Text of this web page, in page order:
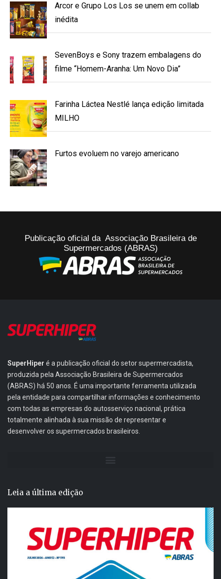
Arcor e Grupo Los Los se unem em collab
inédita
SevenBoys e Sony trazem embalagens do
filme “Homem-Aranha: Um Novo Dia”
Farinha Láctea Nestlé lança edição limitada
MILHO
Furtos evoluem no varejo americano
Publicação oficial da Associação Brasileira de
Supermercados (ABRAS)
SuperHiper é a publicação oficial do setor supermercadista,
produzida pela Associação Brasileira de Supermercados
(ABRAS) há 50 anos. É uma importante ferramenta utilizada
pela entidade para compartilhar informações e conhecimento
com todas as empresas do autosserviço nacional, prática
totalmente alinhada à sua missão de representar e
desenvolver os supermercados brasileiros.
Leia a última edição